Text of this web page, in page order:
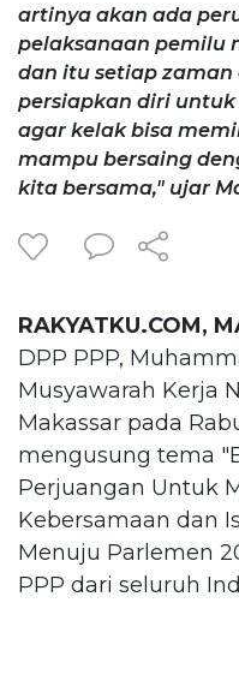
artinya akan ada
pelaksanaan pemilu
dan itu setiap
persiapkan diri
agar kelak bisa
mampu bersaing
kita bersama," ujar
RAKYATKU.COM,
DPP PPP,
Musyawarah Kerja
Makassar pada
mengusung tema
Perjuangan Untuk
Kebersamaan dan
Menuju Parlemen
PPP dari seluruh